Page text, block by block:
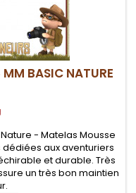
BASIC NATURE
Nature - Matelas Mousse
dédiées aux aventuriers
et durable. Très
un très bon maintien